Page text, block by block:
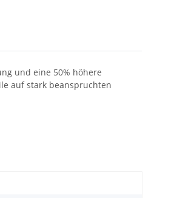
und eine 50% höhere
auf stark beanspruchten